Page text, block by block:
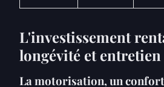
L'investissement
longévité et entretien
La motorisation, un